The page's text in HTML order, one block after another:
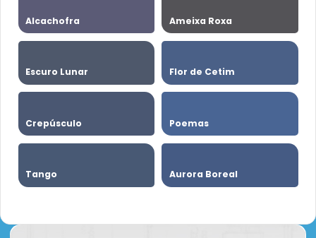
Alcachofra Ameixa Roxa
Escuro Lunar Flor de Cetim
Crepúsculo Poemas
Tango Aurora Boreal